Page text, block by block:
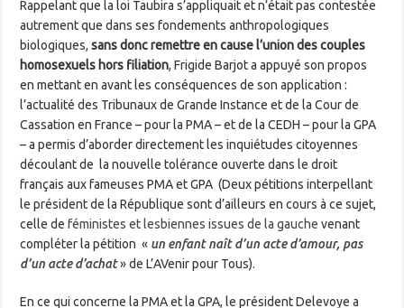
Rappelant que la loi Taubira s’appliquait et n’était pas contestée
autrement que dans ses fondements anthropologiques
biologiques,sans donc remettre en cause l’union des couples
homosexuels hors filiation, Frigide Barjot a appuyé son propos
en mettant en avant les conséquences de son application :
l’actualité des Tribunaux de Grande Instance et de la Cour de
Cassation en France – pour la PMA – et de la CEDH – pour la GPA
– a permis d’aborder directement les inquiétudes citoyennes
découlant de la nouvelle tolérance ouverte dans le droit
français aux fameuses PMA et GPA (Deux pétitions interpellant
le président de la République sont d’ailleurs en cours à ce sujet,
celle deféministes et lesbiennes issues de la gauche venant
compléter la pétition « un enfant naît d’un acte d’amour, pas
d’un acte d’achat» de L’AVenir pour Tous).
En ce qui concerne la PMA et la GPA, le président Delevoye a